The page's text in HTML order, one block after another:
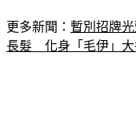
更多新聞： 暫別招牌
長髮　化身「毛伊」